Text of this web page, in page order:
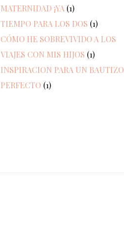
MATERNIDAD ¡YA (1)
TIEMPO PARA LOS DOS (1)
CÓMO HE SOBREVIVIDO A LOS
VIAJES CON MIS HIJOS (1)
INSPIRACION PARA UN BAUTIZO
PERFECTO (1)